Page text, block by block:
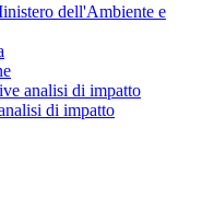
dell'Ambiente e
analisi di impatto
di impatto